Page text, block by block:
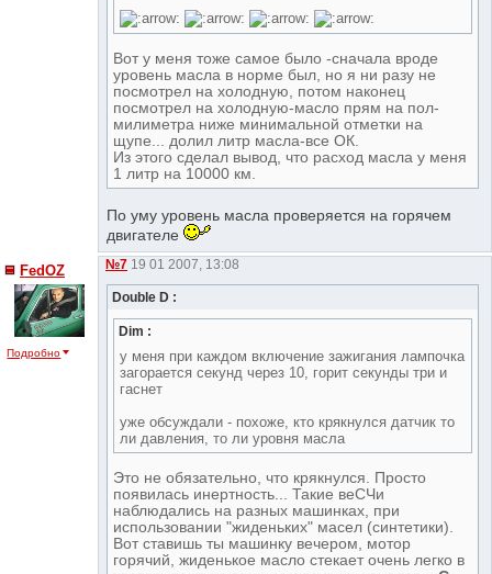
Вот у меня тоже самое было -сначала вроде
уровень масла в норме был, но я ни разу не
посмотрел на холодную, потом наконец
посмотрел на холодную-масло прям на пол-
милиметра ниже минимальной отметки на
щупе... долил литр масла-все ОК.
Из этого сделал вывод, что расход масла у меня
1 литр на 10000 км.
По уму уровень масла проверяется на горячем
двигателе
FedOZ
Подробно
№7 19 01 2007, 13:08
Double D :
Dim :
у меня при каждом включение зажигания лампочка
загорается секунд через 10, горит секунды три и
гаснет
уже обсуждали - похоже, кто крякнулся датчик то
ли давления, то ли уровня масла
Это не обязательно, что крякнулся. Просто
появилась инертность... Такие веСЧи
наблюдались на разных машинках, при
использовании "жиденьких" масел (синтетики).
Вот ставишь ты машинку вечером, мотор
горячий, жиденькое масло стекает очень легко в